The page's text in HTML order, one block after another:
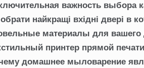
важность выбора
найкращі вхідні двері в
материалы для вашего
принтер прямой
домашнее мыловарение